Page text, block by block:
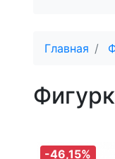
Главная
-46,15%